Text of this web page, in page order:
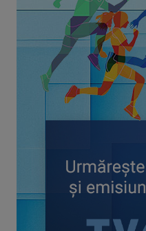
CONCACAF respinge